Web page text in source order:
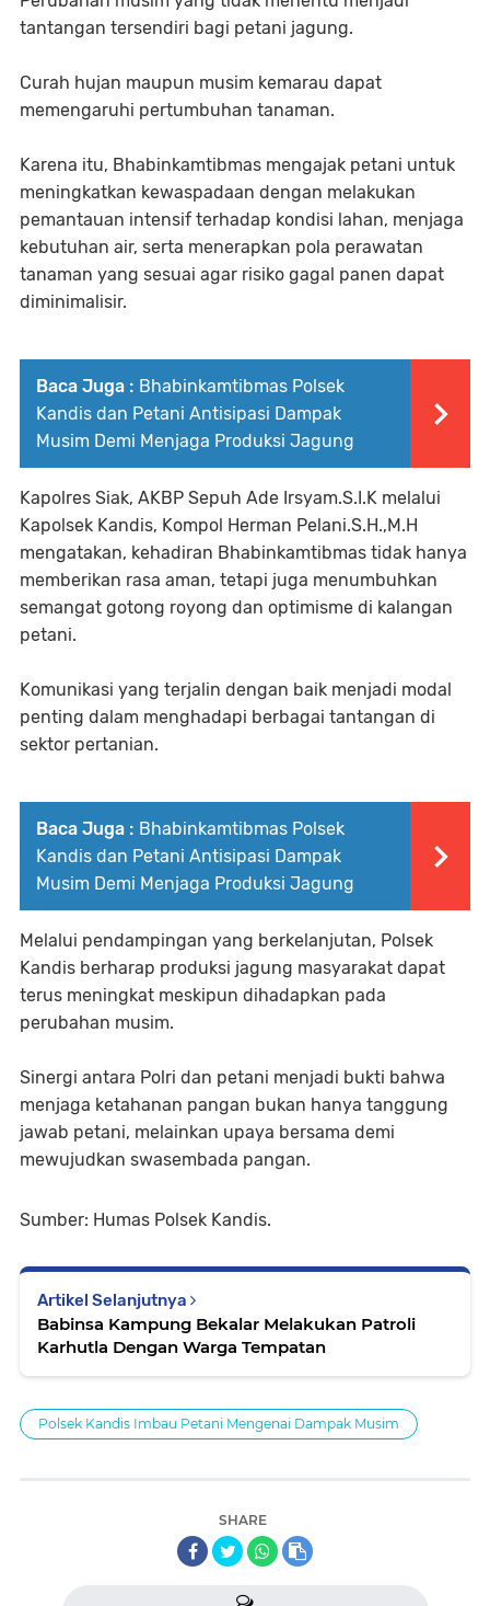
tantangan tersendiri bagi petani jagung.
Curah hujan maupun musim kemarau dapat
memengaruhi pertumbuhan tanaman.
Karena itu, Bhabinkamtibmas mengajak petani untuk
meningkatkan kewaspadaan dengan melakukan
pemantauan intensif terhadap kondisi lahan, menjaga
kebutuhan air, serta menerapkan pola perawatan
tanaman yang sesuai agar risiko gagal panen dapat
diminimalisir.
Baca Juga : Bhabinkamtibmas Polsek
Kandis dan Petani Antisipasi Dampak
Musim Demi Menjaga Produksi Jagung
Kapolres Siak, AKBP Sepuh Ade Irsyam.S.I.K melalui
Kapolsek Kandis, Kompol Herman Pelani.S.H.,M.H
mengatakan, kehadiran Bhabinkamtibmas tidak hanya
memberikan rasa aman, tetapi juga menumbuhkan
semangat gotong royong dan optimisme di kalangan
petani.
Komunikasi yang terjalin dengan baik menjadi modal
penting dalam menghadapi berbagai tantangan di
sektor pertanian.
Baca Juga : Bhabinkamtibmas Polsek
Kandis dan Petani Antisipasi Dampak
Musim Demi Menjaga Produksi Jagung
Melalui pendampingan yang berkelanjutan, Polsek
Kandis berharap produksi jagung masyarakat dapat
terus meningkat meskipun dihadapkan pada
perubahan musim.
Sinergi antara Polri dan petani menjadi bukti bahwa
menjaga ketahanan pangan bukan hanya tanggung
jawab petani, melainkan upaya bersama demi
mewujudkan swasembada pangan.
Sumber: Humas Polsek Kandis.
Artikel Selanjutnya
Babinsa Kampung Bekalar Melakukan Patroli
Karhutla Dengan Warga Tempatan
Polsek Kandis Imbau Petani Mengenai Dampak Musim
SHARE